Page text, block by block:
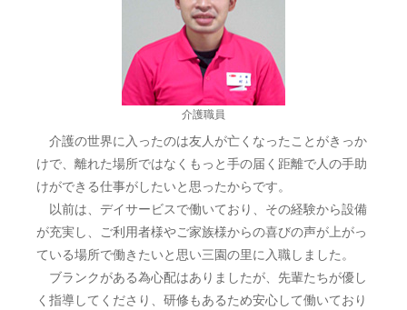
介護職員
介護の世界に入ったのは友人が亡くなったことがきっか
けで、離れた場所ではなくもっと手の届く距離で人の手助
けができる仕事がしたいと思ったからです。
以前は、デイサービスで働いており、その経験から設備
が充実し、ご利用者様やご家族様からの喜びの声が上がっ
ている場所で働きたいと思い三園の里に入職しました。
ブランクがある為心配はありましたが、先輩たちが優し
く指導してくださり、研修もあるため安心して働いており